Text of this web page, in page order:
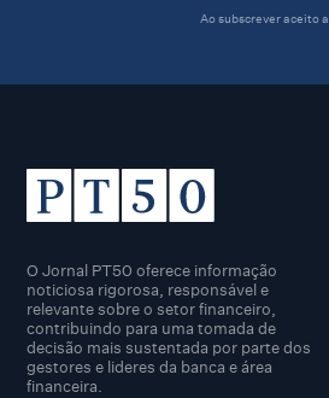
Ao subscrever aceito a
O Jornal PT50 oferece informação
noticiosa rigorosa, responsável e
relevante sobre o setor financeiro,
contribuindo para uma tomada de
decisão mais sustentada por parte dos
gestores e lideres da banca e área
financeira.